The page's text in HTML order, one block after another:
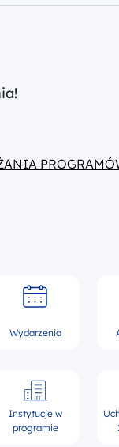
Wydarzenia
Instytucje w
programie